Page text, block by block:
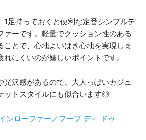
1足持っておくと便利な定番シンプルデ
ァーです。軽量でクッション性のある
ことで、心地よいはき心地を実現しま
にくいのが嬉しいポイントです。
光沢感があるので、大人っぽいカジュ
ットスタイルにも似合います◎
ンローファー／フープ ディ ドゥ